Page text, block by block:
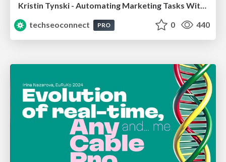
Kristin Tynski - Automating Marketing Tasks With AI
techseoconnect
PRO 0 440